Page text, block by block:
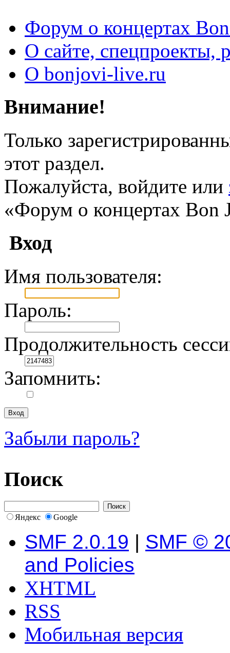
Форум о концертах
О сайте, спецпроекты,
О bonjovi-live.ru
Внимание!
Только
этот раздел.
Пожалуйста, войдите или
«Форум о концертах Bon
Вход
Имя пользователя:
Пароль:
Продолжительность
Запомнить:
Забыли пароль?
Поиск
Яндекс Google
SMF 2.0.19 | SMF ©
and Policies
XHTML
RSS
Мобильная версия